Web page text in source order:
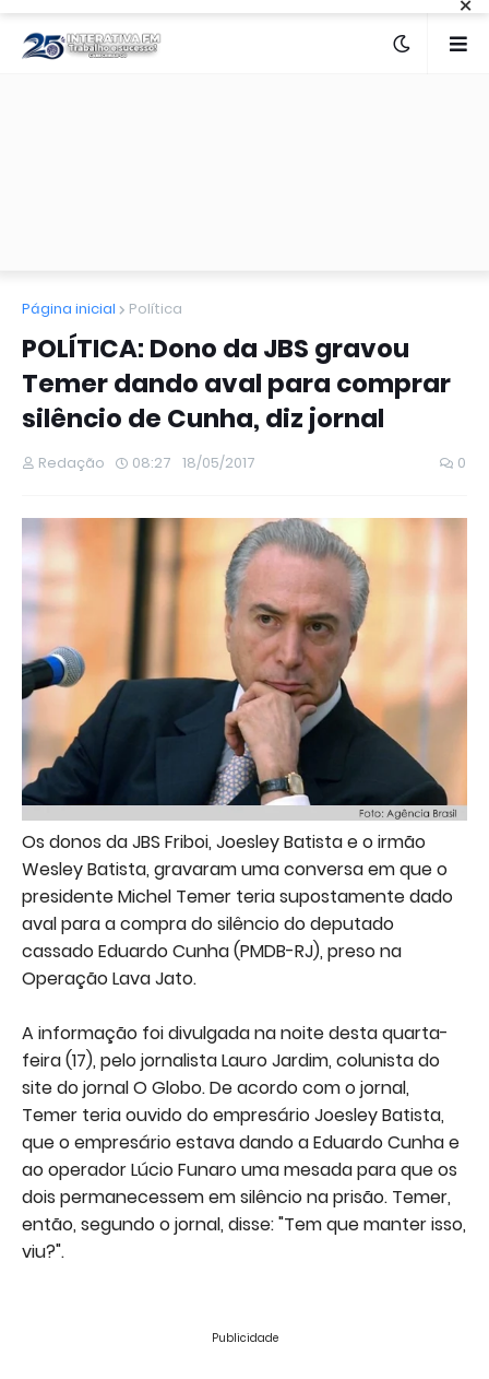
Página inicial Política
POLÍTICA: Dono da JBS gravou
Temer dando aval para comprar
silêncio de Cunha, diz jornal
Redação 08:27 18/05/2017 0
Os donos da JBS Friboi, Joesley Batista e o irmão
Wesley Batista, gravaram uma conversa em que o
presidente Michel Temer teria supostamente dado
aval para a compra do silêncio do deputado
cassado Eduardo Cunha (PMDB-RJ), preso na
Operação Lava Jato.
A informação foi divulgada na noite desta quarta-
feira (17), pelo jornalista Lauro Jardim, colunista do
site do jornal O Globo. De acordo com o jornal,
Temer teria ouvido do empresário Joesley Batista,
que o empresário estava dando a Eduardo Cunha e
ao operador Lúcio Funaro uma mesada para que os
dois permanecessem em silêncio na prisão. Temer,
então, segundo o jornal, disse: "Tem que manter isso,
viu?".
Publicidade